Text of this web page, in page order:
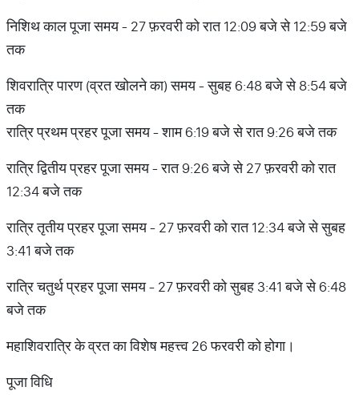
निशिथ काल पूजा समय - 27 फ़रवरी को रात 12:09 बजे से 12:59 बजे
तक
शिवरात्रि पारण (व्रत खोलने का) समय - सुबह 6:48 बजे से 8:54 बजे
तक
रात्रि प्रथम प्रहर पूजा समय - शाम 6:19 बजे से रात 9:26 बजे तक
रात्रि द्वितीय प्रहर पूजा समय - रात 9:26 बजे से 27 फ़रवरी को रात
12:34 बजे तक
रात्रि तृतीय प्रहर पूजा समय - 27 फ़रवरी को रात 12:34 बजे से सुबह
3:41 बजे तक
रात्रि चतुर्थ प्रहर पूजा समय - 27 फ़रवरी को सुबह 3:41 बजे से 6:48
बजे तक
महाशिवरात्रि के व्रत का विशेष महत्त्व 26 फरवरी को होगा।
पूजा विधि